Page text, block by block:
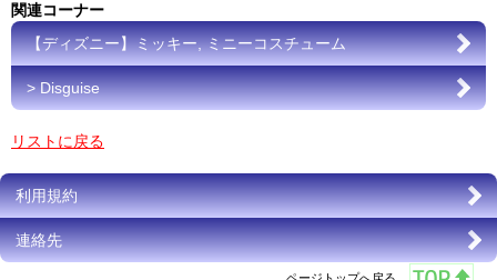
関連コーナー
【ディズニー】ミッキー, ミニーコスチューム
> Disguise
リストに戻る
利用規約
連絡先